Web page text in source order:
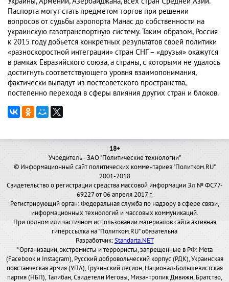
Паспорта могут стать предметом торгов при решении
вопросов от судьбы аэропорта Манас до собственности на
украинскую газотранспортную систему. Таким образом, Россия
к 2015 году добьется конкретных результатов своей политики
«разноскоростной интеграции» стран СНГ – «друзья» окажутся
в рамках Евразийского союза, а страны, с которыми не удалось
достигнуть соответствующего уровня взаимопонимания,
фактически выпадут из постсоветского пространства,
постепенно переходя в сферы влияния других стран и блоков.
18+
Учредитель - ЗАО "Политические технологии"
© Информационный сайт политических комментариев "Политком.RU"
2001-2018
Свидетельство о регистрации средства массовой информации Эл № ФС77-
69227 от 06 апреля 2017 г.
Регистрирующий орган: Федеральная служба по надзору в сфере связи,
информационных технологий и массовых коммуникаций.
При полном или частичном использовании материалов сайта активная
гиперссылка на "Политком.RU" обязательна
Разработчик:Standarta.NET
*Организации, экстремисты и террористы, запрещенные в РФ: Meta
(Facebook и Instagram), Русский добровольческий корпус (РДК), Украинская
повстанческая армия (УПА), Грузинский легион, Национал-Большевистская
партия (НБП), Талибан, Свидетели Иеговы, Мизантропик Дивижн, Братство,